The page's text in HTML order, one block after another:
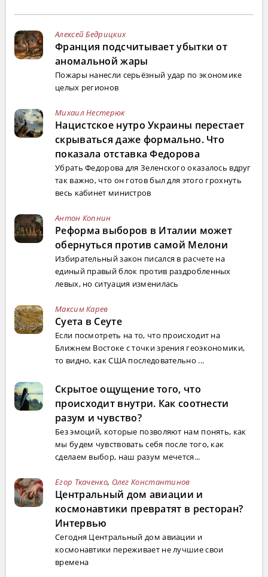
Алексей Бедрицких
Франция подсчитывает убытки от
аномальной жары
Пожары нанесли серьёзный удар по экономике
целых регионов
Михаил Нестерюк
Нацистское нутро Украины перестает
скрываться даже формально. Что
показала отставка Федорова
Убрать Федорова для Зеленского оказалось вдруг
так важно, что он готов был для этого грохнуть
весь кабинет министров
Антон Копнин
Реформа выборов в Италии может
обернуться против самой Мелони
Избирательный закон писался в расчете на
единый правый блок против раздробленных
левых, но ситуация изменилась
Максим Карев
Суета в Сеуте
Если посмотреть на то, что происходит на
Ближнем Востоке с точки зрения геоэкономики,
то видно, как США последовательно ...
Скрытое ощущение того, что
происходит внутри. Как соотнести
разум и чувство?
Без эмоций, которые позволяют нам понять, как
мы будем чувствовать себя после того, как
сделаем выбор, наш разум мечется...
Егор Ткаченко, Олег Константинов
Центральный дом авиации и
космонавтики превратят в ресторан?
Интервью
Сегодня Центральный дом авиации и
космонавтики переживает не лучшие свои
времена